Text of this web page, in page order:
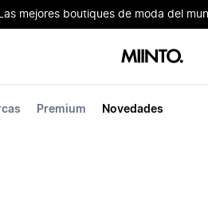
Las mejores boutiques de moda del
Premium Novedades